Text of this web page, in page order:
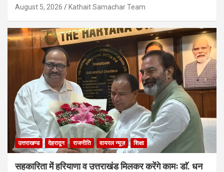
August 5, 2026 Kathait Samachar Team
उत्तराखण्ड देहरादून राजनीति वायरल न्यूज़ शिक्षा
सहकारिता में हरियाणा व उत्तराखंड मिलकर करेंगे कामः डाॅ. धन